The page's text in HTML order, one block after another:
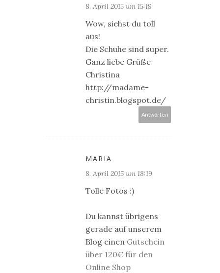
8. April 2015 um 15:19
Wow, siehst du toll
aus!
Die Schuhe sind super.
Ganz liebe Grüße
Christina
http://madame-
christin.blogspot.de/
Antworten
MARIA
8. April 2015 um 18:19
Tolle Fotos :)
Du kannst übrigens
gerade auf unserem
Blog einen Gutschein
über 120€ für den
Online Shop